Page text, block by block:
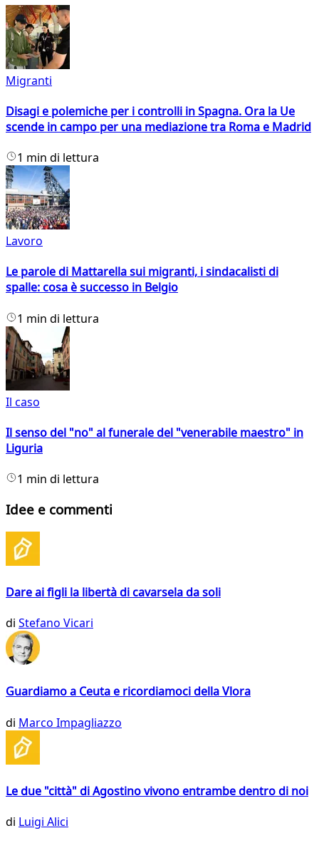
Migranti
Disagi e polemiche per i controlli in Spagna. Ora la Ue
scende in campo per una mediazione tra Roma e Madrid
1 min di lettura
Lavoro
Le parole di Mattarella sui migranti, i sindacalisti di
spalle: cosa è successo in Belgio
1 min di lettura
Il caso
Il senso del "no" al funerale del "venerabile maestro" in
Liguria
1 min di lettura
Idee e commenti
Dare ai figli la libertà di cavarsela da soli
di Stefano Vicari
Guardiamo a Ceuta e ricordiamoci della Vlora
di Marco Impagliazzo
Le due "città" di Agostino vivono entrambe dentro di noi
di Luigi Alici